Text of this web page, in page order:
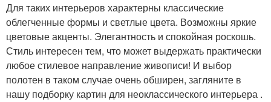
Для таких интерьеров характерны классические
облегченные формы и светлые цвета. Возможны яркие
цветовые акценты. Элегантность и спокойная роскошь.
Стиль интересен тем, что может выдержать практически
любое стилевое направление живописи! И выбор
полотен в таком случае очень обширен, загляните в
нашу подборку картин для неоклассического интерьера .